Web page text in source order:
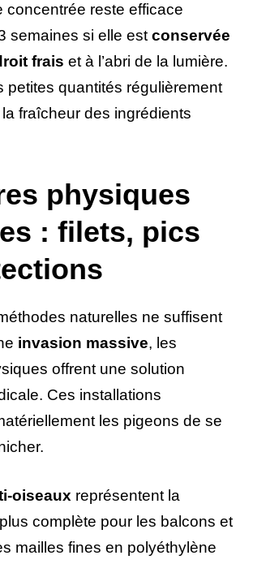
concentrée reste efficace
semaines si elle estconservée
frais et à l’abri de la lumière.
petites quantités régulièrement
fraîcheur des ingrédients
physiques
: filets, pics
naturelles ne suffisent
invasion massive, les
offrent une solution
Ces installations
les pigeons de se
oiseaux représentent la
complète pour les balcons et
mailles fines en polyéthylène